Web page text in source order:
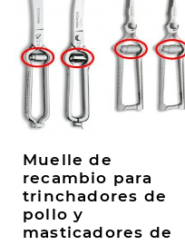
Muelle de
recambio para
trinchadores de
pollo y
masticadores de